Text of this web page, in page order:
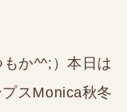
か^^;）本日は
スMonica秋冬